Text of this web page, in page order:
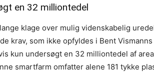
en 32 milliontedel
klage over mulig videnskabelig
krav, som ikke opfyldes i Bent
kun undersøgt en 32 milliontedel af
smartfarm omfatter alene 181 tykke